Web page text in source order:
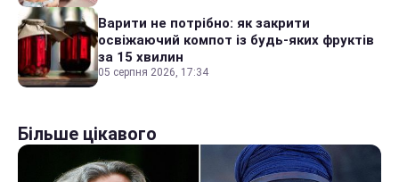
Варити не потрібно: як закрити
освіжаючий компот із будь-яких фруктів
за 15 хвилин
05 серпня 2026, 17:34
Більше цікавого